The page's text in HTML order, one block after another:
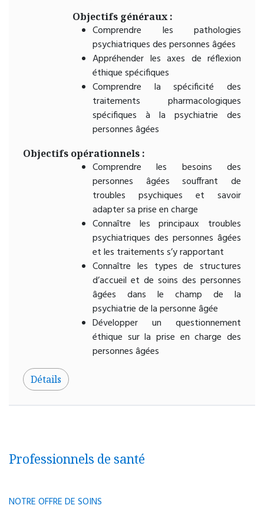
Objectifs généraux :
Comprendre les pathologies
psychiatriques des personnes âgées
Appréhender les axes de réflexion
éthique spécifiques
Comprendre la spécificité des
traitements pharmacologiques
spécifiques à la psychiatrie des
personnes âgées
Objectifs opérationnels :
Comprendre les besoins des
personnes âgées souffrant de
troubles psychiques et savoir
adapter sa prise en charge
Connaître les principaux troubles
psychiatriques des personnes âgées
et les traitements s’y rapportant
Connaître les types de structures
d’accueil et de soins des personnes
âgées dans le champ de la
psychiatrie de la personne âgée
Développer un questionnement
éthique sur la prise en charge des
personnes âgées
Détails
Professionnels de santé
NOTRE OFFRE DE SOINS